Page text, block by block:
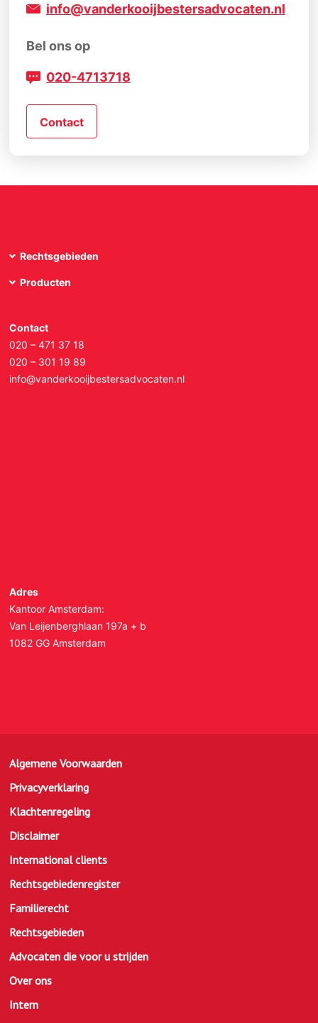
info@vanderkooijbestersadvocaten.nl
Bel ons op
020-4713718
Contact
Rechtsgebieden
Producten
Contact
020 – 471 37 18
020 – 301 19 89
info@vanderkooijbestersadvocaten.nl
Adres
Kantoor Amsterdam:
Van Leijenberghlaan 197a + b
1082 GG Amsterdam
Algemene Voorwaarden
Privacyverklaring
Klachtenregeling
Disclaimer
International clients
Rechtsgebiedenregister
Familierecht
Rechtsgebieden
Advocaten die voor u strijden
Over ons
Intern